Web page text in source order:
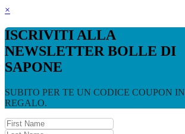
×
ISCRIVITI ALLA
NEWSLETTER BOLLE DI
SAPONE
SUBITO PER TE UN CODICE COUPON IN
REGALO.